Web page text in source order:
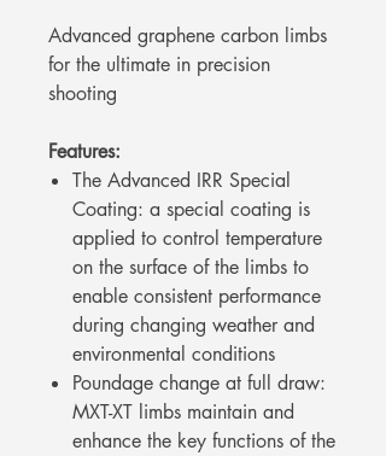
Advanced graphene carbon limbs
for the ultimate in precision
shooting
Features:
The Advanced IRR Special
Coating: a special coating is
applied to control temperature
on the surface of the limbs to
enable consistent performance
during changing weather and
environmental conditions
Poundage change at full draw:
MXT-XT limbs maintain and
enhance the key functions of the